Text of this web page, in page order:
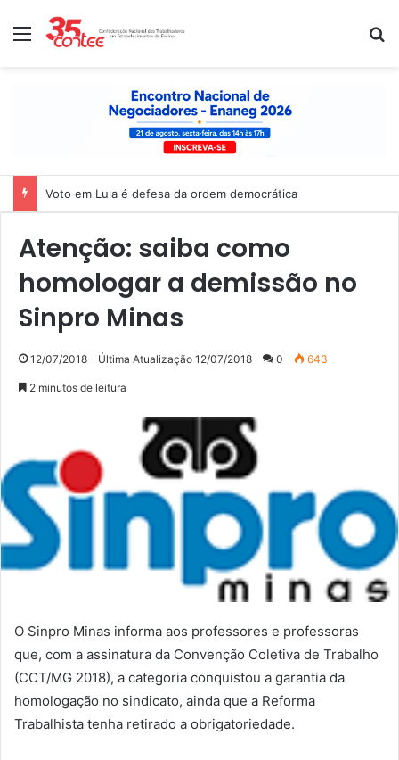
Menu
Voto em Lula é defesa da ordem democrática
Atenção: saiba como
homologar a demissão no
Sinpro Minas
12/07/2018 Última Atualização 12/07/2018 0 643
2 minutos de leitura
O Sinpro Minas informa aos professores e professoras
que, com a assinatura da Convenção Coletiva de Trabalho
(CCT/MG 2018), a categoria conquistou a garantia da
homologação no sindicato, ainda que a Reforma
Trabalhista tenha retirado a obrigatoriedade.